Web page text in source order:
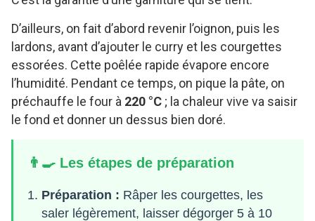
D’ailleurs, on fait d’abord revenir l’oignon, puis les
lardons, avant d’ajouter le curry et les courgettes
essorées. Cette poêlée rapide évapore encore
l’humidité. Pendant ce temps, on pique la pâte, on
préchauffe le four à 220 °C ; la chaleur vive va saisir
le fond et donner un dessus bien doré.
👨‍🍳 Les étapes de préparation
Préparation : Râper les courgettes, les
saler légèrement, laisser dégorger 5 à 10